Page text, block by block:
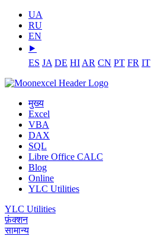
UA
RU
EN
⯈
ES JA DE HI AR CN PT FR IT
मुख्य
Excel
VBA
DAX
SQL
Libre Office CALC
Blog
Online
YLC Utilities
YLC Utilities
फ़ंक्शन
सामान्य